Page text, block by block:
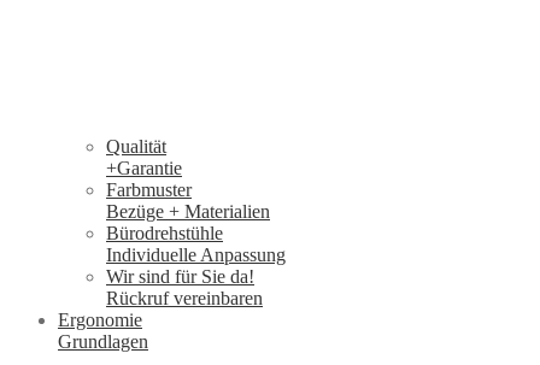
Qualität
+Garantie
Farbmuster
Bezüge + Materialien
Bürodrehstühle
Individuelle Anpassung
Wir sind für Sie da!
Rückruf vereinbaren
Ergonomie
Grundlagen